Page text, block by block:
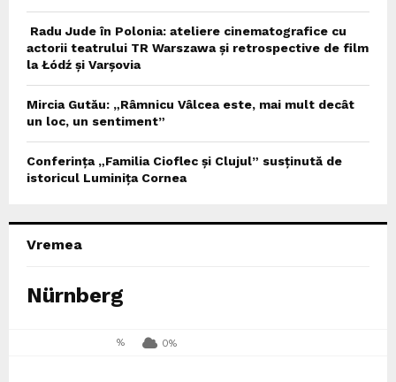
Radu Jude în Polonia: ateliere cinematografice cu
actorii teatrului TR Warszawa și retrospective de film
la Łódź și Varșovia
Mircia Gutău: „Râmnicu Vâlcea este, mai mult decât
un loc, un sentiment”
Conferința „Familia Cioflec și Clujul” susținută de
istoricul Luminița Cornea
Vremea
Nürnberg
% 0%